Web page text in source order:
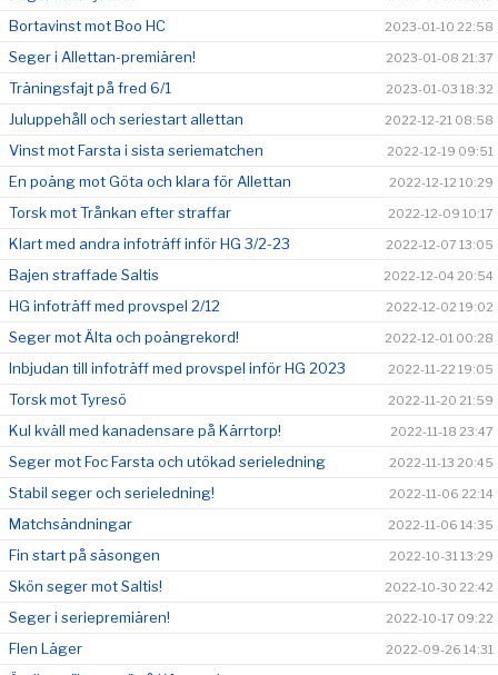
Bortavinst mot Boo HC 2023-01-10 22:58
Seger i Allettan-premiären! 2023-01-08 21:37
Träningsfajt på fred 6/1 2023-01-03 18:32
Juluppehåll och seriestart allettan 2022-12-21 08:58
Vinst mot Farsta i sista seriematchen 2022-12-19 09:51
En poäng mot Göta och klara för Allettan 2022-12-12 10:29
Torsk mot Trånkan efter straffar 2022-12-09 10:17
Klart med andra infoträff inför HG 3/2-23 2022-12-07 13:05
Bajen straffade Saltis 2022-12-04 20:54
HG infoträff med provspel 2/12 2022-12-02 19:02
Seger mot Älta och poängrekord! 2022-12-01 00:28
Inbjudan till infoträff med provspel inför HG 2023 2022-11-22 19:05
Torsk mot Tyresö 2022-11-20 21:59
Kul kväll med kanadensare på Kärrtorp! 2022-11-18 23:47
Seger mot Foc Farsta och utökad serieledning 2022-11-13 20:45
Stabil seger och serieledning! 2022-11-06 22:14
Matchsändningar 2022-11-06 14:35
Fin start på säsongen 2022-10-31 13:29
Skön seger mot Saltis! 2022-10-30 22:42
Seger i seriepremiären! 2022-10-17 09:22
Flen Läger 2022-09-26 14:31